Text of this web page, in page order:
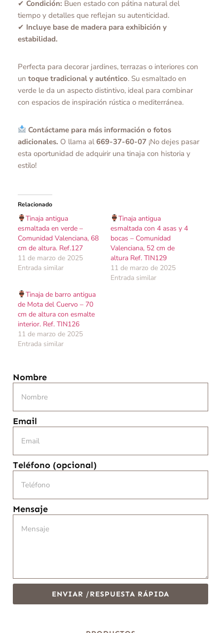
✔ Condición: Buen estado con pátina natural del
tiempo y detalles que reflejan su autenticidad.
✔ Incluye base de madera para exhibición y
estabilidad.
Perfecta para decorar jardines, terrazas o interiores con
un toque tradicional y auténtico. Su esmaltado en
verde le da un aspecto distintivo, ideal para combinar
con espacios de inspiración rústica o mediterránea.
Contáctame para más información o fotos
adicionales. O llama al669-37-60-07 ¡No dejes pasar
esta oportunidad de adquirir una tinaja con historia y
estilo!
Relacionado
Tinaja antigua
esmaltada en verde –
Comunidad Valenciana, 68
cm de altura. Ref.127
11 de marzo de 2025
Entrada similar
Tinaja antigua
esmaltada con 4 asas y 4
bocas – Comunidad
Valenciana, 52 cm de
altura Ref. TIN129
11 de marzo de 2025
Entrada similar
Tinaja de barro antigua
de Mota del Cuervo – 70
cm de altura con esmalte
interior. Ref. TIN126
11 de marzo de 2025
Entrada similar
Nombre
Email
Teléfono (opcional)
Mensaje
ENVIAR /RESPUESTA RÁPIDA